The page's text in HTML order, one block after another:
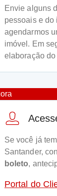
Envie alguns
pessoais e do
agendarmos
imóvel. Em
elaboração
Se você já
Santander,
boleto,
Portal do